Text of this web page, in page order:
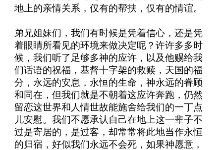
地上的亲情关系，仅有的帮扶，仅有的情谊。
弟兄姐妹们，我们有时候是凭着信心，还是凭
着眼睛所看见的环境来做决定呢？许许多多时
候，我们听了足够多神的应许，以及他赐给我
们话语的祝福，基督十字架的救赎，天国的福
分，永远的安息，永恒的生命，神永远的眷顾
和同在，但我们就是不朝着这应许奔跑，仍然
留恋这世界和人情世故能施舍给我们的一丁点
儿安慰。我们不愿承认自己在地上这一辈子不
过是寄居的，是过客，却常常将此地当作永恒
的归宿，好似我们永远不会死，如果神愿意，